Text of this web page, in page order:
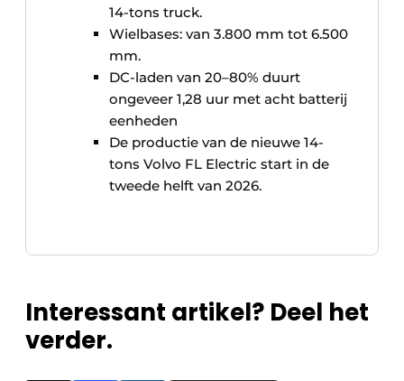
14-tons truck.
Wielbases: van 3.800 mm tot 6.500
mm.
DC-laden van 20–80% duurt
ongeveer 1,28 uur met acht batterij
eenheden
De productie van de nieuwe 14-
tons Volvo FL Electric start in de
tweede helft van 2026.
Interessant artikel? Deel het
verder.